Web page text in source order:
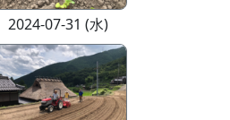
2024-07-31 (水)